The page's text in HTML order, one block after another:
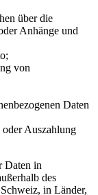
über die
Anhänge und
von
Daten
Auszahlung
Daten in
des
in Länder,